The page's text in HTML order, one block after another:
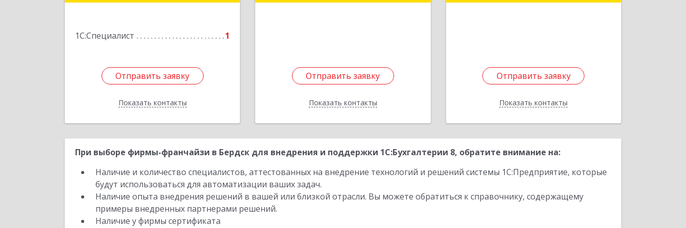
1С:Специалист 1
Отправить заявку
Показать контакты
Отправить заявку
Назад
Отправить заявку
Показать контакты
Отправить заявку
Назад
Отправить заявку
Показать контакты
Отправить заявку
Назад
При выборе фирмы-франчайзи в Бердск для внедрения и поддержки 1С:Бухгалтерии 8, обратите внимание на:
Наличие и количество специалистов, аттестованных на внедрение технологий и решений системы 1С:Предприятие, которые
будут использоваться для автоматизации ваших задач.
Наличие опыта внедрения решений в вашей или близкой отрасли. Вы можете обратиться к справочнику, содержащему
примеры внедренных партнерами решений.
Наличие у фирмы сертификата